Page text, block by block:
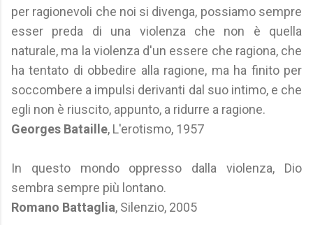
per ragionevoli che noi si divenga, possiamo sempre
esser preda di una violenza che non è quella
naturale, ma la violenza d'un essere che ragiona, che
ha tentato di obbedire alla ragione, ma ha finito per
soccombere a impulsi derivanti dal suo intimo, e che
egli non è riuscito, appunto, a ridurre a ragione.
Georges Bataille, L'erotismo, 1957
In questo mondo oppresso dalla violenza, Dio
sembra sempre più lontano.
Romano Battaglia, Silenzio, 2005